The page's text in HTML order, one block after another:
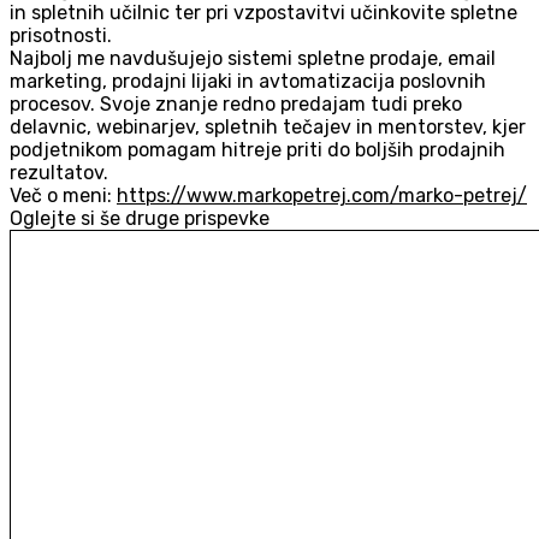
in spletnih učilnic ter pri vzpostavitvi učinkovite spletne
prisotnosti.
Najbolj me navdušujejo sistemi spletne prodaje, email
marketing, prodajni lijaki in avtomatizacija poslovnih
procesov. Svoje znanje redno predajam tudi preko
delavnic, webinarjev, spletnih tečajev in mentorstev, kjer
podjetnikom pomagam hitreje priti do boljših prodajnih
rezultatov.
Več o meni: https://www.markopetrej.com/marko-petrej/
Oglejte si še druge prispevke